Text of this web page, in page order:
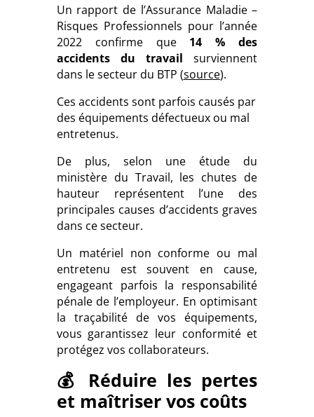
Un rapport de l’Assurance Maladie –
Risques Professionnels pour l’année
2022 confirme que 14 % des
accidents du travail surviennent
dans le secteur du BTP (source).
Ces accidents sont parfois causés par
des équipements défectueux ou mal
entretenus.
De plus, selon une étude du
ministère du Travail, les chutes de
hauteur représentent l’une des
principales causes d’accidents graves
dans ce secteur.
Un matériel non conforme ou mal
entretenu est souvent en cause,
engageant parfois la responsabilité
pénale de l’employeur. En optimisant
la traçabilité de vos équipements,
vous garantissez leur conformité et
protégez vos collaborateurs.
💰 Réduire les pertes
et maîtriser vos coûts